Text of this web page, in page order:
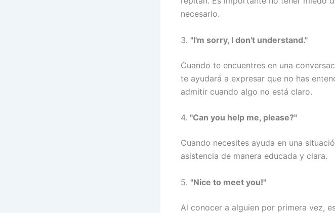
necesario.
3. "I'm sorry, I don't understand."
Cuando te encuentres en una
te ayudará a expresar que no has
admitir cuando algo no está claro.
4. "Can you help me, please?"
Cuando necesites ayuda en una
asistencia de manera educada y clara.
5. "Nice to meet you!"
Al conocer a alguien por primera vez,